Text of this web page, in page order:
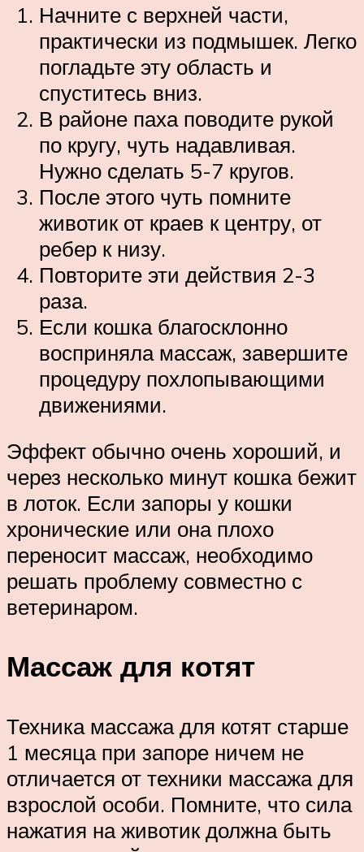
Начните с верхней части,
практически из подмышек. Легко
погладьте эту область и
спуститесь вниз.
В районе паха поводите рукой
по кругу, чуть надавливая.
Нужно сделать 5-7 кругов.
После этого чуть помните
животик от краев к центру, от
ребер к низу.
Повторите эти действия 2-3
раза.
Если кошка благосклонно
восприняла массаж, завершите
процедуру похлопывающими
движениями.
Эффект обычно очень хороший, и
через несколько минут кошка бежит
в лоток. Если запоры у кошки
хронические или она плохо
переносит массаж, необходимо
решать проблему совместно с
ветеринаром.
Массаж для котят
Техника массажа для котят старше
1 месяца при запоре ничем не
отличается от техники массажа для
взрослой особи. Помните, что сила
нажатия на животик должна быть